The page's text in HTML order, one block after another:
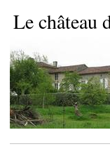
Le château